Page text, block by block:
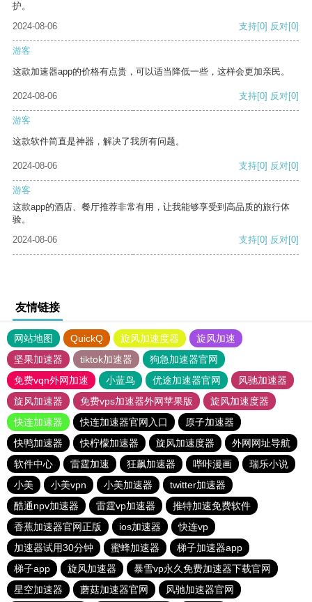
护。
2024-08-06
支持[0] 反对[0]
游客
这款加速器app的价格有点贵，可以适当降低一些，这样会更加亲民。
2024-08-06 支持[0] 反对[0]
游客
这款软件简直是神器，解决了我所有问题。
2024-08-06 支持[0] 反对[0]
游客
这款app的酒店、餐厅推荐非常有用，让我能够享受到高品质的旅行体
验。
2024-08-06
支持[0] 反对[0]
友情链接
网站地图 QuickQ 旋风加速度器
旋风加速
坚果加速器
tiktok加速器
狗急加速器官网
免费vqn外网加速
小蓝鸟 优途加速器官网
风驰加速器
旋风加速器
免费vps加速器外网苹果版
旋风加速度器
快连加速器
快连加速器官网入口
原子加速器
快鸭加速器
快柠檬加速器 旋风加速度器
外网网址导航
软件中心
雷霆加速 狂飙加速器 哔咔漫画
瑞乐小说
小美
小美vpn 小美加速器
twitter加速器
酷通npv加速器
雷霆vp加速器
推特加速免费软件
香蕉加速器官网正版
ios加速器
快连vp
加速器试用30分钟
蜜蜂加速器
梯子加速器app
梯子app
旋风加速器
暴雪vp永久免费加速器下载官网
星空加速器
蘑菇加速器官网 风驰加速器官网